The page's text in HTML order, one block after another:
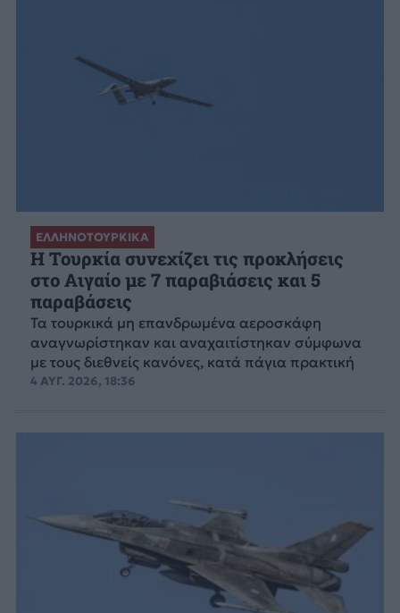
ΕΛΛΗΝΟΤΟΥΡΚΙΚΑ
Η Τουρκία συνεχίζει τις προκλήσεις
στο Αιγαίο με 7 παραβιάσεις και 5
παραβάσεις
Τα τουρκικά μη επανδρωμένα αεροσκάφη
αναγνωρίστηκαν και αναχαιτίστηκαν σύμφωνα
με τους διεθνείς κανόνες, κατά πάγια πρακτική
4 ΑΥΓ. 2026, 18:36